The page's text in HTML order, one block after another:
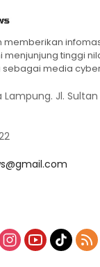
menjunjung tinggi
media
Lampung. Jl.